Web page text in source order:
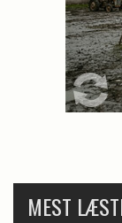
MEST